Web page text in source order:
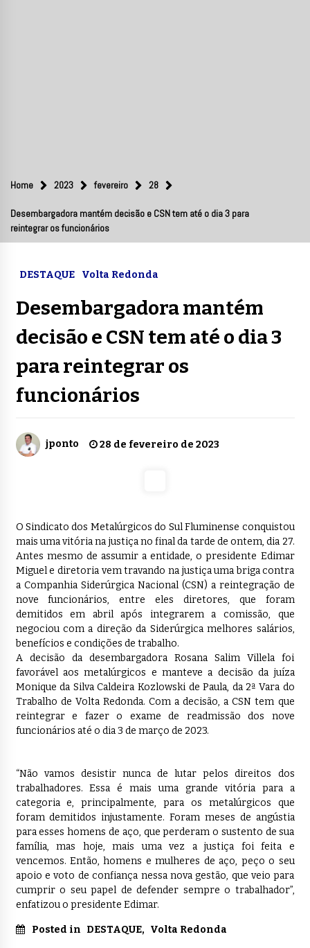
Home 2023 fevereiro 28
Desembargadora mantém decisão e CSN tem até o dia 3 para
reintegrar os funcionários
DESTAQUE Volta Redonda
Desembargadora mantém
decisão e CSN tem até o dia 3
para reintegrar os
funcionários
jponto 28 de fevereiro de 2023
O Sindicato dos Metalúrgicos do Sul Fluminense conquistou
mais uma vitória na justiça no final da tarde de ontem, dia 27.
Antes mesmo de assumir a entidade, o presidente Edimar
Miguel e diretoria vem travando na justiça uma briga contra
a Companhia Siderúrgica Nacional (CSN) a reintegração de
nove funcionários, entre eles diretores, que foram
demitidos em abril após integrarem a comissão, que
negociou com a direção da Siderúrgica melhores salários,
benefícios e condições de trabalho.
A decisão da desembargadora Rosana Salim Villela foi
favorável aos metalúrgicos e manteve a decisão da juíza
Monique da Silva Caldeira Kozlowski de Paula, da 2ª Vara do
Trabalho de Volta Redonda. Com a decisão, a CSN tem que
reintegrar e fazer o exame de readmissão dos nove
funcionários até o dia 3 de março de 2023.
“Não vamos desistir nunca de lutar pelos direitos dos
trabalhadores. Essa é mais uma grande vitória para a
categoria e, principalmente, para os metalúrgicos que
foram demitidos injustamente. Foram meses de angústia
para esses homens de aço, que perderam o sustento de sua
família, mas hoje, mais uma vez a justiça foi feita e
vencemos. Então, homens e mulheres de aço, peço o seu
apoio e voto de confiança nessa nova gestão, que veio para
cumprir o seu papel de defender sempre o trabalhador”,
enfatizou o presidente Edimar.
Posted in DESTAQUE, Volta Redonda